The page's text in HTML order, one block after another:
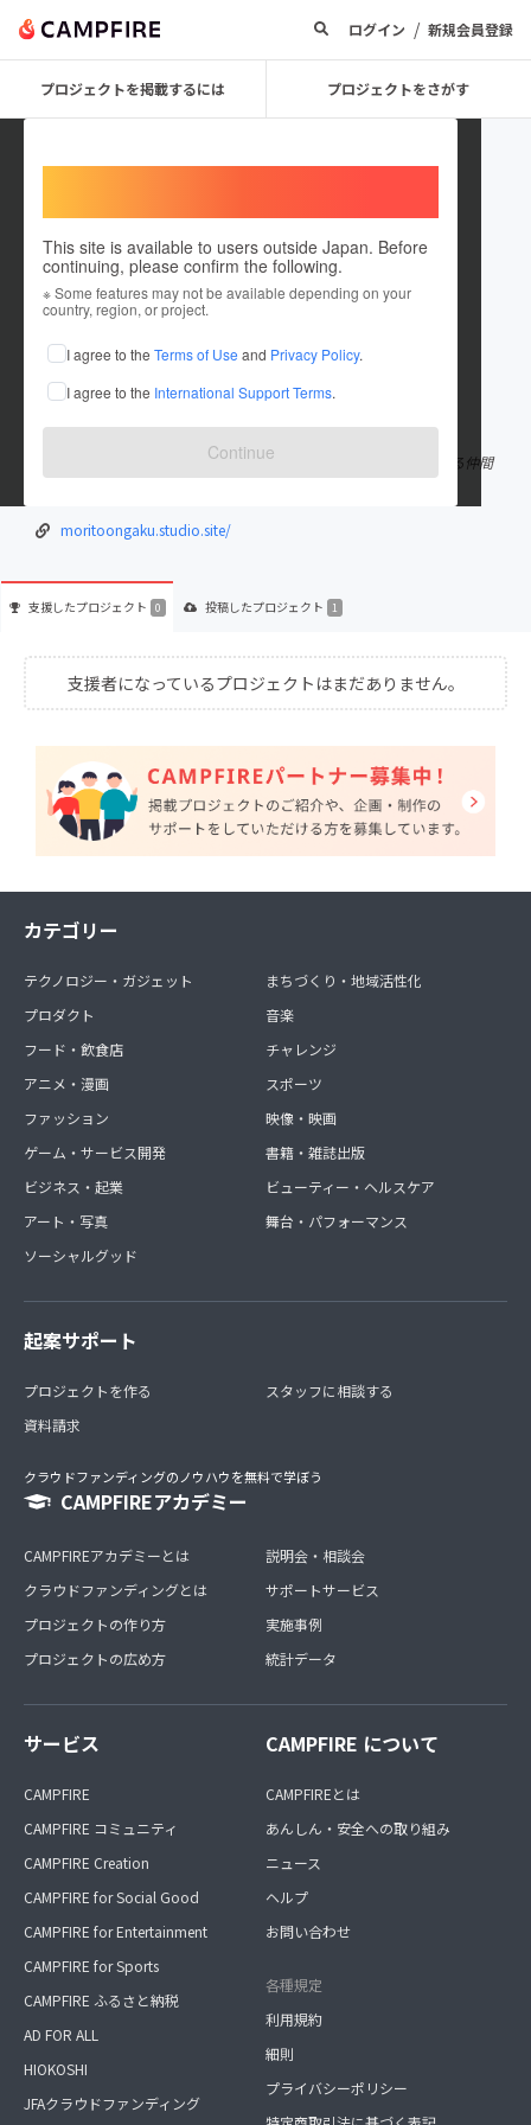
ログイン / 新規会員登録
プロジェクトを掲載するには プロジェクトをさがす
This site is available to users outside Japan. Before
continuing, please confirm the following.
※ Some features may not be available depending on your
country, region, or project.
I agree to the Terms of Use and Privacy Policy.
I agree to the International Support Terms.
Continue
uda_moritoongaku
これまでに1件のプロジェクトを投稿しています
在住国：日本 現在地：奈良県
出身国：日本 出身地：奈良県
奈良県宇陀市在住。 音楽や林業、宿やweb制作などに携わっている仲間
たちが集まり、エストニアと宇陀の音楽祭を企画しています！
moritoongaku.studio.site/
支援したプロジェクト 0 投稿したプロジェクト 1
支援者になっているプロジェクトはまだありません。
カテゴリー
テクノロジー・ガジェット
プロダクト
フード・飲食店
アニメ・漫画
ファッション
ゲーム・サービス開発
ビジネス・起業
アート・写真
ソーシャルグッド
まちづくり・地域活性化
音楽
チャレンジ
スポーツ
映像・映画
書籍・雑誌出版
ビューティー・ヘルスケア
舞台・パフォーマンス
起案サポート
プロジェクトを作る
資料請求
スタッフに相談する
クラウドファンディングのノウハウを無料で学ぼう
CAMPFIREアカデミー
CAMPFIREアカデミーとは
クラウドファンディングとは
プロジェクトの作り方
プロジェクトの広め方
説明会・相談会
サポートサービス
実施事例
統計データ
サービス
CAMPFIRE
CAMPFIRE コミュニティ
CAMPFIRE Creation
CAMPFIRE for Social Good
CAMPFIRE for Entertainment
CAMPFIRE for Sports
CAMPFIRE ふるさと納税
AD FOR ALL
HIOKOSHI
JFAクラウドファンディング
CAMPFIRE について
CAMPFIREとは
あんしん・安全への取り組み
ニュース
ヘルプ
お問い合わせ
各種規定
利用規約
細則
プライバシーポリシー